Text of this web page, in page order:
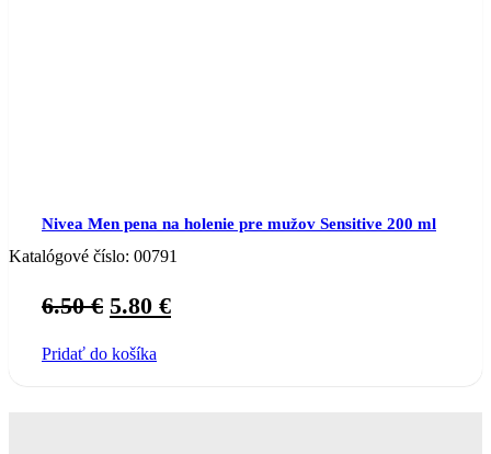
Nivea Men pena na holenie pre mužov Sensitive 200 ml
Katalógové číslo: 00791
6.50€ Original
was:
5.80 €Current
Pridať do košíka